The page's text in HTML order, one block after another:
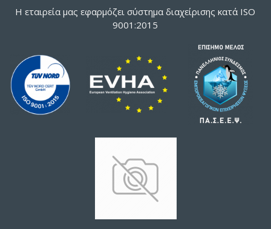
Η εταιρεία μας εφαρμόζει σύστημα διαχείρισης κατά ISO
9001:2015